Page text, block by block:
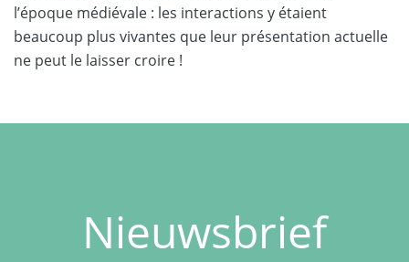
l’époque médiévale : les interactions y étaient
beaucoup plus vivantes que leur présentation actuelle
ne peut le laisser croire !
Nieuwsbrief